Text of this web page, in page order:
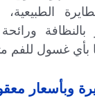
بأي غسول للفم